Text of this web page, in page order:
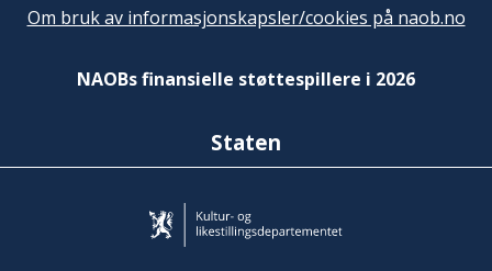
Om bruk av informasjonskapsler/cookies på naob.no
NAOBs finansielle støttespillere i 2026
Staten